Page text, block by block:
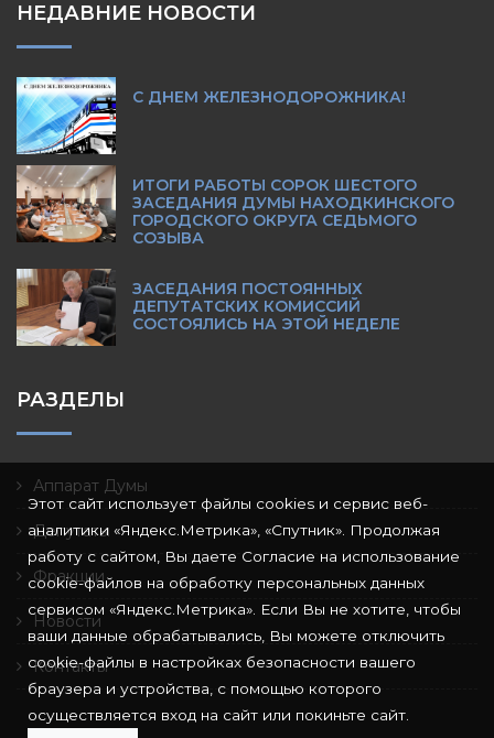
НЕДАВНИЕ НОВОСТИ
С ДНЕМ ЖЕЛЕЗНОДОРОЖНИКА!
ИТОГИ РАБОТЫ СОРОК ШЕСТОГО
ЗАСЕДАНИЯ ДУМЫ НАХОДКИНСКОГО
ГОРОДСКОГО ОКРУГА СЕДЬМОГО
СОЗЫВА
ЗАСЕДАНИЯ ПОСТОЯННЫХ
ДЕПУТАТСКИХ КОМИССИЙ
СОСТОЯЛИСЬ НА ЭТОЙ НЕДЕЛЕ
РАЗДЕЛЫ
Аппарат Думы
Депутаты
Фракции
Новости
Контакты
Этот сайт использует файлы cookies и сервис веб-
аналитики «Яндекс.Метрика», «Спутник». Продолжая
работу с сайтом, Вы даете Согласие на использование
cookie-файлов на обработку персональных данных
сервисом «Яндекс.Метрика». Если Вы не хотите, чтобы
ваши данные обрабатывались, Вы можете отключить
cookie-файлы в настройках безопасности вашего
браузера и устройства, с помощью которого
осуществляется вход на сайт или покиньте сайт.